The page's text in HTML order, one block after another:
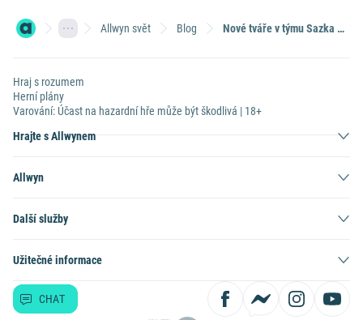
Allwyn svět Blog Nové tváře v týmu Sazka Champs: Mladé sportovní hvězdy, které se vyplatí sledovat
Hraj s rozumem
Herní plány
Varování: Účast na hazardní hře může být škodlivá | 18+
Hrajte s Allwynem
Allwyn
Další služby
Užitečné informace
CHAT